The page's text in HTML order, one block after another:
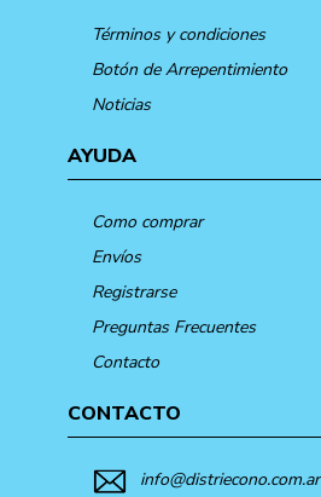
Términos y condiciones
Botón de Arrepentimiento
Noticias
AYUDA
Como comprar
Envíos
Registrarse
Preguntas Frecuentes
Contacto
CONTACTO
info@distriecono.com.ar